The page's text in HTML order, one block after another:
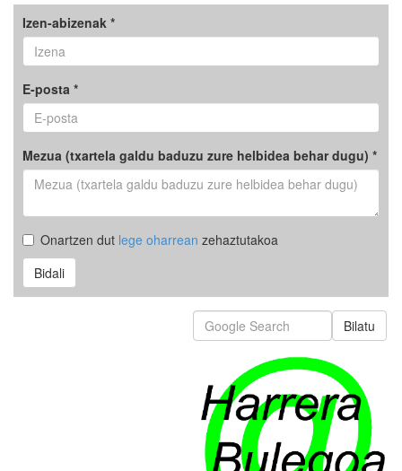
Izen-abizenak *
E-posta *
Mezua (txartela galdu baduzu zure helbidea behar dugu) *
Onartzen dut lege oharrean zehaztutakoa
Bidali
Bilatu